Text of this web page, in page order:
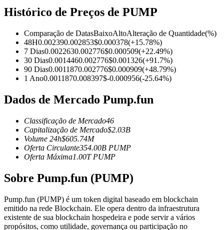
Futuros de USDC
Futuros usando USDC como garantia
Copiar Trading
Junte-se aos principais traders
Histórico de Preços de PUMP
Comparação de DatasBaixoAltoAlteração de Quantidade(%)
48H0.002390.002853$0.000378(+15.78%)
7 Dias0.0022630.002776$0.000509(+22.49%)
30 Dias0.0014460.002776$0.001326(+91.7%)
90 Dias0.0011870.002776$0.000909(+48.79%)
1 Ano0.0011870.008397$-0.000956(-25.64%)
Dados de Mercado Pump.fun
Classificação de Mercado46
Capitalização de Mercado$2.03B
Volume 24h$605.74M
Oferta Circulante354.00B PUMP
Oferta Máxima1.00T PUMP
Sobre Pump.fun (PUMP)
Pump.fun (PUMP) é um token digital baseado em blockchain
emitido na rede Blockchain. Ele opera dentro da infraestrutura
existente de sua blockchain hospedeira e pode servir a vários
propósitos, como utilidade, governança ou participação no